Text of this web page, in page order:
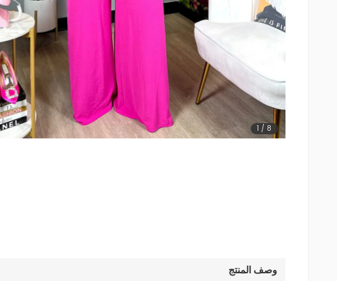
1 / 8
وصف المنتج